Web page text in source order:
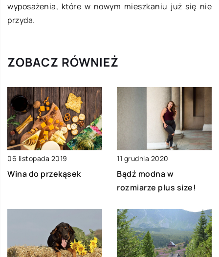
wyposażenia, które w nowym mieszkaniu już się nie
przyda.
ZOBACZ RÓWNIEŻ
06 listopada 2019
Wina do przekąsek
11 grudnia 2020
Bądź modna w
rozmiarze plus size!